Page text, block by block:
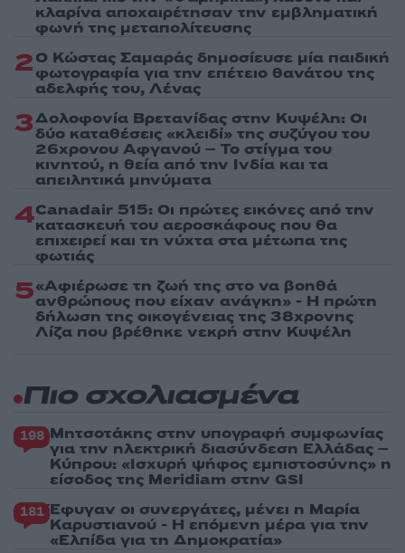
κλαρίνα αποχαιρέτησαν την εμβληματική
φωνή της μεταπολίτευσης
2Ο Κώστας Σαμαράς δημοσίευσε μία παιδική
φωτογραφία για την επέτειο θανάτου της
αδελφής του, Λένας
3Δολοφονία Βρετανίδας στην Κυψέλη: Οι
δύο καταθέσεις «κλειδί» της συζύγου του
26χρονου Αφγανού – Το στίγμα του
κινητού, η θεία από την Ινδία και τα
απειλητικά μηνύματα
4Canadair 515: Οι πρώτες εικόνες από την
κατασκευή του αεροσκάφους που θα
επιχειρεί και τη νύχτα στα μέτωπα της
φωτιάς
5«Αφιέρωσε τη ζωή της στο να βοηθά
ανθρώπους που είχαν ανάγκη» - Η πρώτη
δήλωση της οικογένειας της 38χρονης
Λίζα που βρέθηκε νεκρή στην Κυψέλη
Πιο σχολιασμένα
198 Μητσοτάκης στην υπογραφή συμφωνίας
για την ηλεκτρική διασύνδεση Ελλάδας –
Κύπρου: «Ισχυρή ψήφος εμπιστοσύνης» η
είσοδος της Meridiam στην GSI
181 Έφυγαν οι συνεργάτες, μένει η Μαρία
Καρυστιανού - Η επόμενη μέρα για την
«Ελπίδα για τη Δημοκρατία»